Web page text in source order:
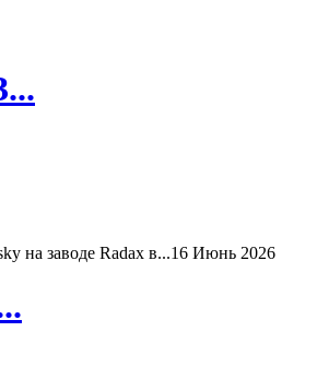
на заводе Radax в...16 Июнь 2026